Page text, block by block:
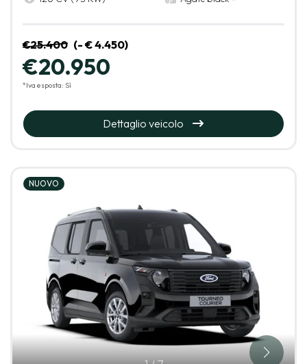
€25.400 (- € 4.450)
€20.950
*Iva esposta: Sì
Dettaglio veicolo
NUOVO